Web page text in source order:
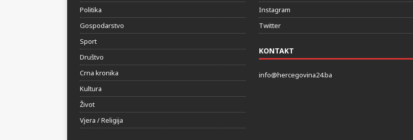
Vijesti
Politika
Gospodarstvo
Sport
Društvo
Crna kronika
Kultura
Život
Facebook
Instagram